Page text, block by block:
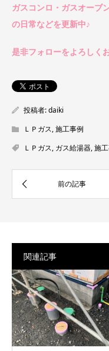
ガスコンロ・ガスオーブ
の日常などを更新中♪
是非フォローをよろしく
投稿者:daiki
ＬＰガス,施工事例
ＬＰガス, ガス給湯器,施
関連記事